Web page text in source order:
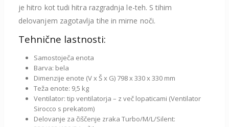
je hitro kot tudi hitra razgradnja le-teh. S tihim
delovanjem zagotavlja tihe in mirne noči.
Tehnične lastnosti:
Samostoječa enota
Barva: bela
Dimenzije enote (V x Š x G) 798 x 330 x 330 mm
Teža enote: 9,5 kg
Ventilator: tip ventilatorja – z več lopaticami (Ventilator
Sirocco s prekatom)
Delovanje za čiščenje zraka Turbo/M/L/Silent: